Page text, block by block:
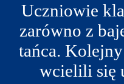
Uczniowie
zarówno z
tańca.
wcielili się